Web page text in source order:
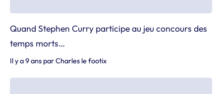
Quand Stephen Curry participe au jeu concours des
temps morts…
Il y a 9 ans parCharles le footix